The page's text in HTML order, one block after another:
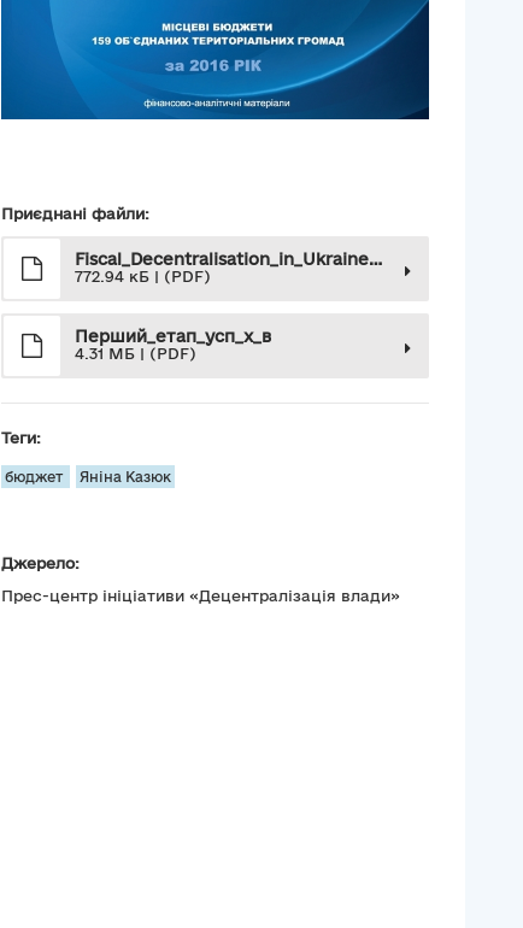
Приєднані файли:
Fiscal_Decentralisation_in_Ukraine_First_Successes_En
772.94 кБ | (PDF)
Перший_етап_усп_х_в
4.31 МБ | (PDF)
Теги:
бюджет Яніна Казюк
Джерело:
Прес-центр ініціативи «Децентралізація влади»